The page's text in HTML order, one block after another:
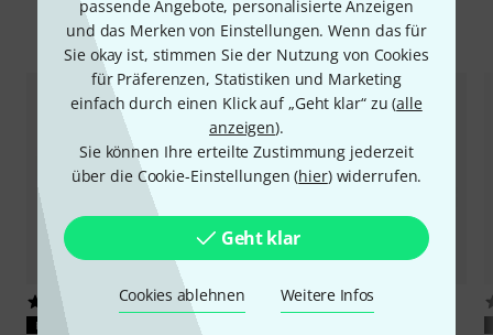
passende Angebote, personalisierte Anzeigen
und das Merken von Einstellungen. Wenn das für
Sie okay ist, stimmen Sie der Nutzung von Cookies
für Präferenzen, Statistiken und Marketing
einfach durch einen Klick auf „Geht klar“ zu (alle
anzeigen).
Sie können Ihre erteilte Zustimmung jederzeit
über die Cookie-Einstellungen (hier) widerrufen.
Geht klar
Cookies ablehnen Weitere Infos
Zubehör & passende Artikel
3
PASST GARANTIERT
792